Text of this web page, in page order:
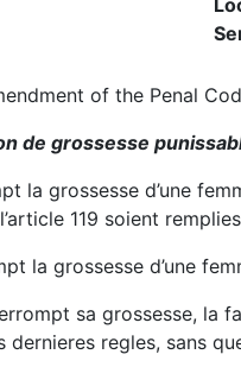
of the Penal
de grossesse
la grossesse d’une
119 soient
la grossesse d’une
sa grossesse, la
regles, sans